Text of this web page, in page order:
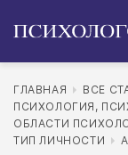
ГЛАВНАЯ ВСЕ
ПСИХОЛОГИЯ,
ОБЛАСТИ
ТИП ЛИЧНОСТИ